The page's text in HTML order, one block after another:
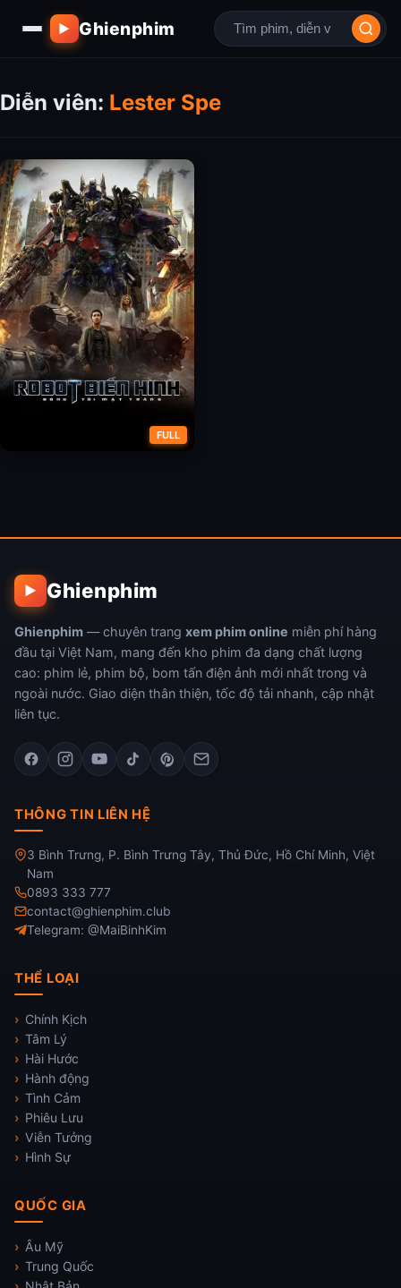
▶ Ghienphim
Diễn viên: Lester Spe
FULL
▶ Ghienphim
Ghienphim — chuyên trang xem phim online miễn phí hàng
đầu tại Việt Nam, mang đến kho phim đa dạng chất lượng
cao: phim lẻ, phim bộ, bom tấn điện ảnh mới nhất trong và
ngoài nước. Giao diện thân thiện, tốc độ tải nhanh, cập nhật
liên tục.
THÔNG TIN LIÊN HỆ
3 Bình Trưng, P. Bình Trưng Tây, Thủ Đức, Hồ Chí Minh, Việt
Nam
0893 333 777
contact@ghienphim.club
Telegram: @MaiBinhKim
THỂ LOẠI
Chính Kịch
Tâm Lý
Hài Hước
Hành động
Tình Cảm
Phiêu Lưu
Viễn Tưởng
Hình Sự
QUỐC GIA
Âu Mỹ
Trung Quốc